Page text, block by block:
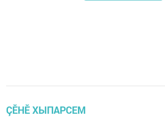
ÇӖНӖ ХЫПАРСЕМ